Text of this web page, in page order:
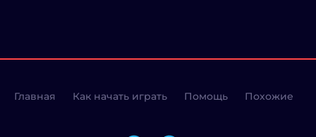
Главная Как начать играть Помощь Похожие